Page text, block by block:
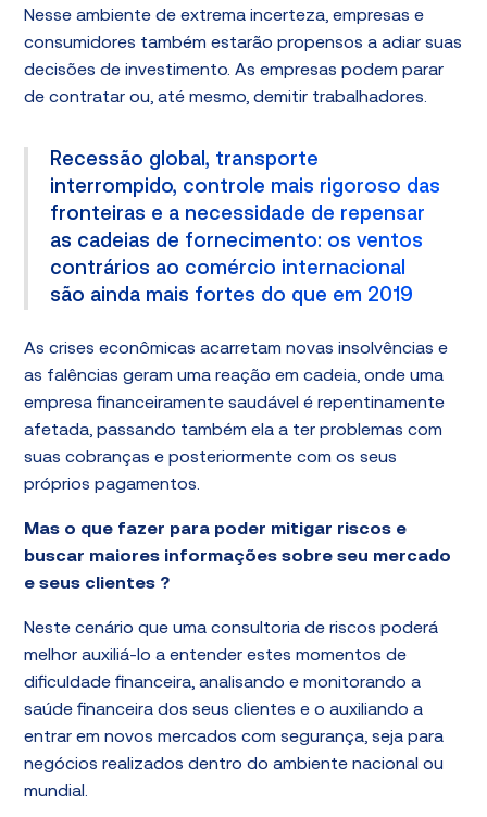
Nesse ambiente de extrema incerteza, empresas e
consumidores também estarão propensos a adiar suas
decisões de investimento. As empresas podem parar
de contratar ou, até mesmo, demitir trabalhadores.
Recessão global, transporte
interrompido, controle mais rigoroso das
fronteiras e a necessidade de repensar
as cadeias de fornecimento: os ventos
contrários ao comércio internacional
são ainda mais fortes do que em 2019
As crises econômicas acarretam novas insolvências e
as falências geram uma reação em cadeia, onde uma
empresa financeiramente saudável é repentinamente
afetada, passando também ela a ter problemas com
suas cobranças e posteriormente com os seus
próprios pagamentos.
Mas o que fazer para poder mitigar riscos e
buscar maiores informações sobre seu mercado
e seus clientes ?
Neste cenário que uma consultoria de riscos poderá
melhor auxiliá-lo a entender estes momentos de
dificuldade financeira, analisando e monitorando a
saúde financeira dos seus clientes e o auxiliando a
entrar em novos mercados com segurança, seja para
negócios realizados dentro do ambiente nacional ou
mundial.